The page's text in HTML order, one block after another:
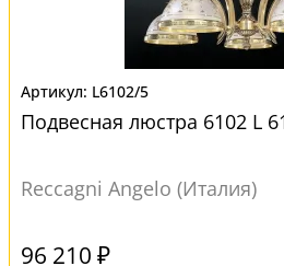
L6102/5
Подвесная люстра 6102 L
Reccagni Angelo (Италия)
96 210 ₽